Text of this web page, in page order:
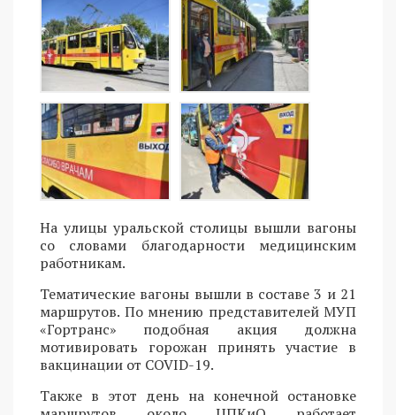
На улицы уральской столицы вышли вагоны
со словами благодарности медицинским
работникам.
Тематические вагоны вышли в составе 3 и 21
маршрутов. По мнению представителей МУП
«Гортранс» подобная акция должна
мотивировать горожан принять участие в
вакцинации от COVID-19.
Также в этот день на конечной остановке